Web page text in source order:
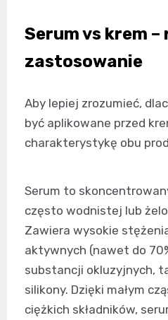
Serum vs krem –
zastosowanie
Aby lepiej zrozumieć,
być aplikowane przed
charakterystykę obu
Serum to
często wodnistej lub
Zawiera wysokie
aktywnych (nawet do
substancji okluzyjnych,
silikony. Dzięki małym
ciężkich składników,